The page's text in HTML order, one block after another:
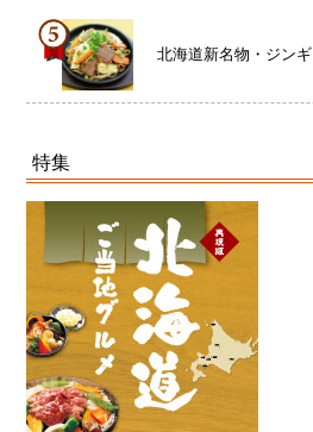
北海道新名物・ジン
特集